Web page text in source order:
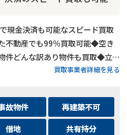
現金決済も可能なスピード買取
動産でも99％買取可能◆空き
件どんな訳あり物件も買取◆立ち
雑な問題を抱えた不動産もOK
買取事業者詳細を見る
故物件
再建築不可
借地
共有持分